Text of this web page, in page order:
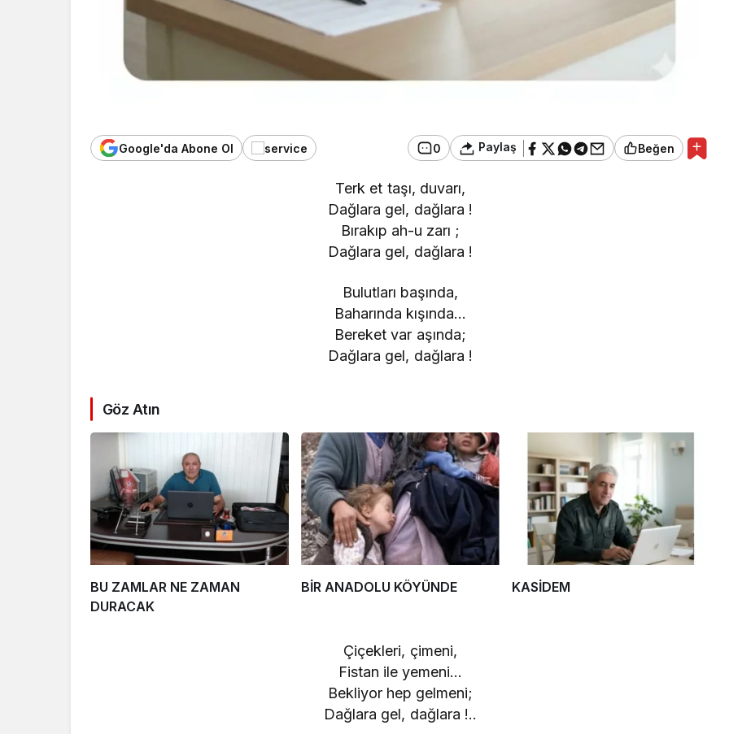
Google'da Abone Ol 0 Paylaş Beğen
Terk et taşı, duvarı,
Dağlara gel, dağlara !
Bırakıp ah-u zarı ;
Dağlara gel, dağlara !
Bulutları başında,
Baharında kışında…
Bereket var aşında;
Dağlara gel, dağlara !
Göz Atın
BU ZAMLAR NE ZAMAN
DURACAK
BİR ANADOLU KÖYÜNDE KASİDEM
Çiçekleri, çimeni,
Fistan ile yemeni…
Bekliyor hep gelmeni;
Dağlara gel, dağlara !..